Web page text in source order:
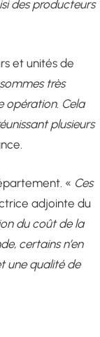
des producteurs
et unités de
très
opération. Cela
plusieurs
« Ces
adjointe du
du coût de la
certains n’en
une qualité de